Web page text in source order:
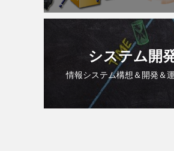
システム開
情報システム構想＆開発＆